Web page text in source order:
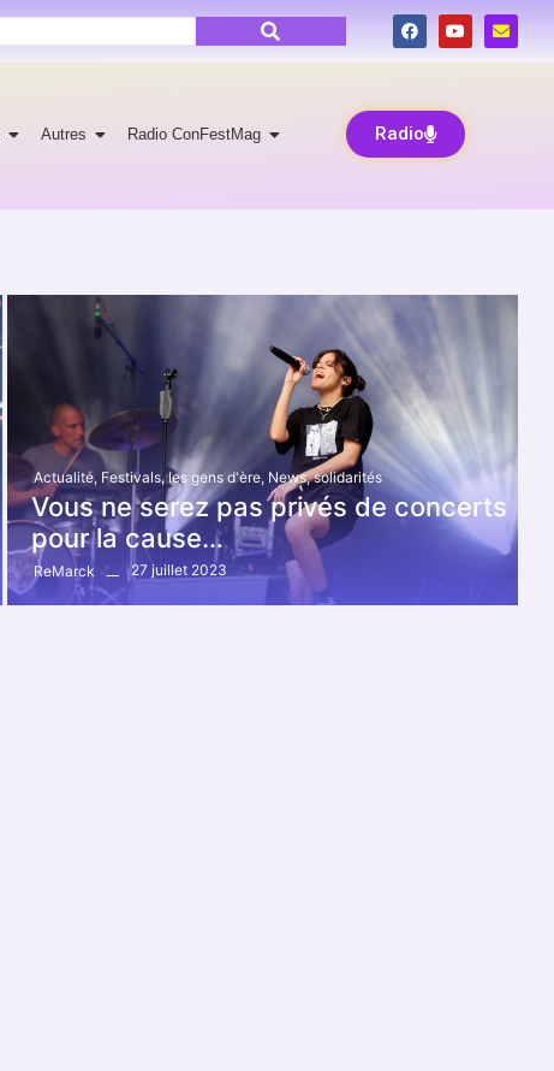
Autres Radio ConFestMag Radio
Actualité, Festivals, les gens d'ère, News, solidarités
Vous ne serez pas privés de concerts
pour la cause…
ReMarck 27 juillet 2023